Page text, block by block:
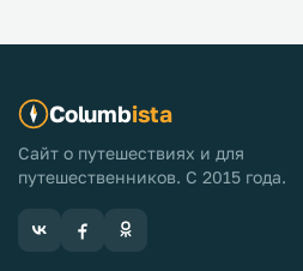
Columbista
Сайт о путешествиях и для
путешественников. С 2015 года.